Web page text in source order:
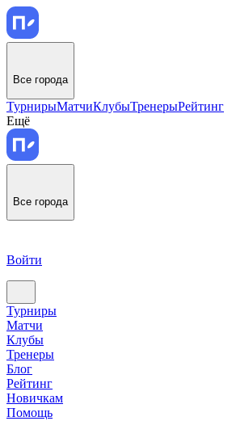
Все города
ТурнирыМатчиКлубыТренерыРейтинг
Ещё
Все города
Войти
Турниры
Матчи
Клубы
Тренеры
Блог
Рейтинг
Новичкам
Помощь